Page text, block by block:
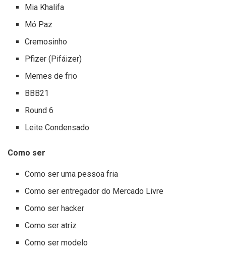
Mia Khalifa
Mó Paz
Cremosinho
Pfizer (Pifáizer)
Memes de frio
BBB21
Round 6
Leite Condensado
Como ser
Como ser uma pessoa fria
Como ser entregador do Mercado Livre
Como ser hacker
Como ser atriz
Como ser modelo